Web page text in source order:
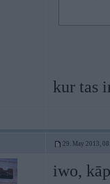
kur tas
29. May 2013,
iwo,